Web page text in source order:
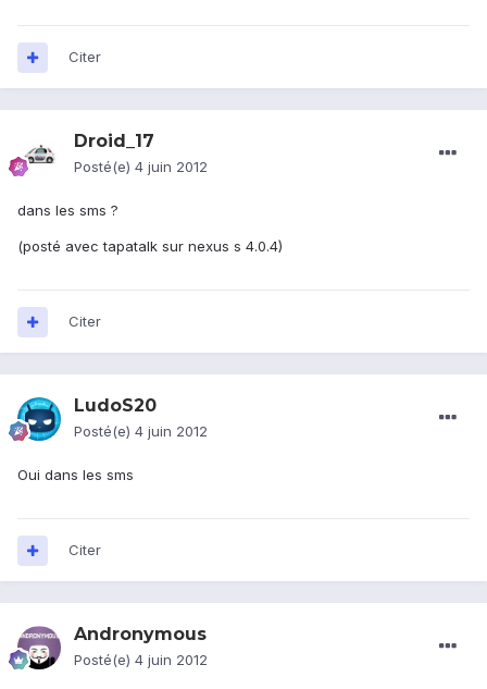
Citer
Droid_17
Posté(e) 4 juin 2012
dans les sms ?
(posté avec tapatalk sur nexus s 4.0.4)
Citer
LudoS20
Posté(e) 4 juin 2012
Oui dans les sms
Citer
Andronymous
Posté(e) 4 juin 2012